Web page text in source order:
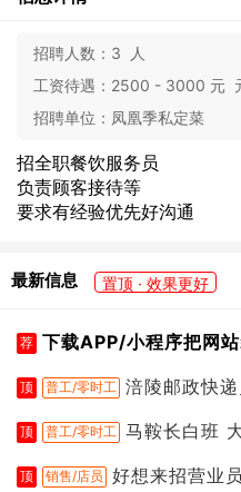
招聘人数： 3 人
工资待遇： 2500 - 3000 元
招聘单位： 凤凰季私定菜
招全职餐饮服务员
负责顾客接待等
要求有经验优先好沟通
最新信息 置顶 · 效果更好
荐 下载APP/小程序把网站
顶 普工/零时工 涪陵邮政快
顶 普工/零时工 马鞍长白班
顶 销售/店员 好想来招营业